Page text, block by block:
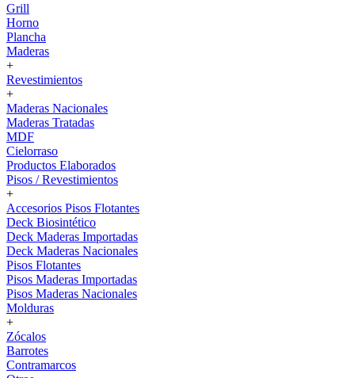
Grill
Horno
Plancha
Maderas
+
Revestimientos
+
Maderas Nacionales
Maderas Tratadas
MDF
Cielorraso
Productos Elaborados
Pisos / Revestimientos
+
Accesorios Pisos Flotantes
Deck Biosintético
Deck Maderas Importadas
Deck Maderas Nacionales
Pisos Flotantes
Pisos Maderas Importadas
Pisos Maderas Nacionales
Molduras
+
Zócalos
Barrotes
Contramarcos